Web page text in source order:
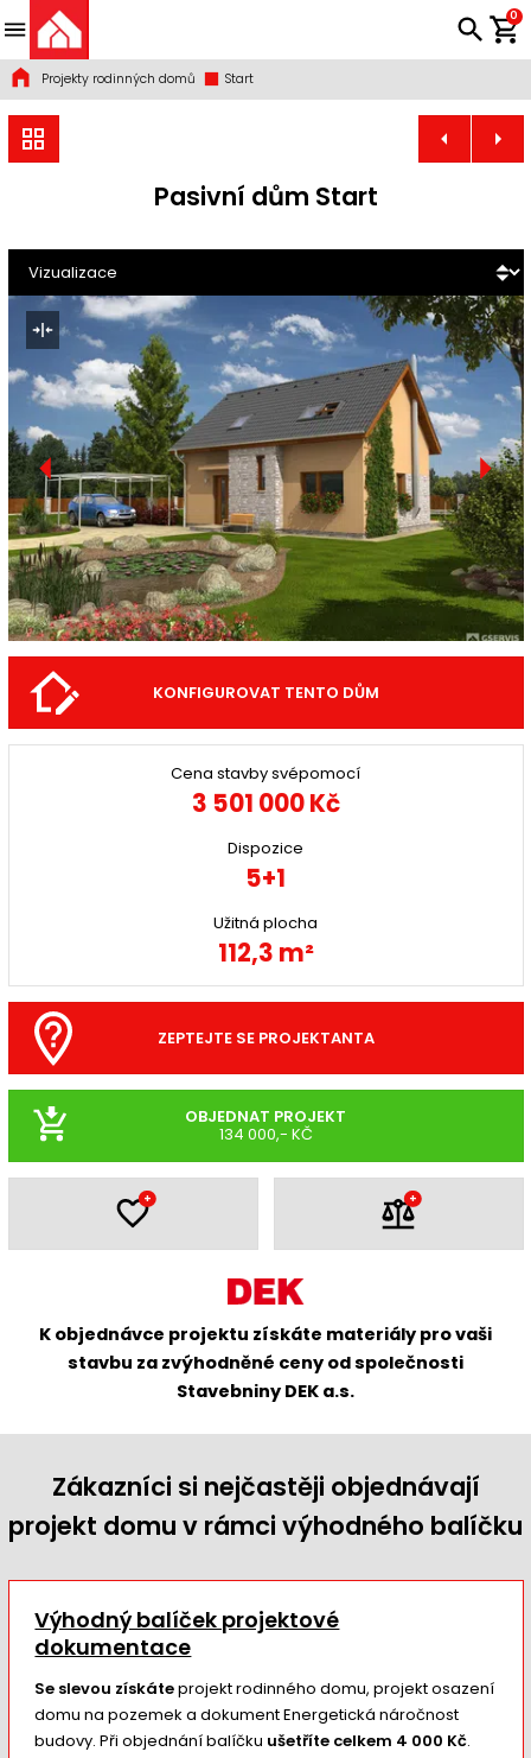
0
Projekty rodinných domů Start
Pasivní dům Start
KONFIGUROVAT TENTO DŮM
Cena stavby svépomocí
3 501 000 Kč
Dispozice
5+1
Užitná plocha
112,3 m²
ZEPTEJTE SE PROJEKTANTA
OBJEDNAT PROJEKT
134 000,- KČ
+ +
K objednávce projektu získáte materiály pro vaši
stavbu za zvýhodněné ceny od společnosti
Stavebniny DEK a.s.
Zákazníci si nejčastěji objednávají
projekt domu v rámci výhodného balíčku
Výhodný balíček projektové
dokumentace
Se slevou získáteprojekt rodinného domu, projekt osazení
domu na pozemek a dokument Energetická náročnost
budovy. Při objednání balíčku ušetříte celkem 4 000 Kč.